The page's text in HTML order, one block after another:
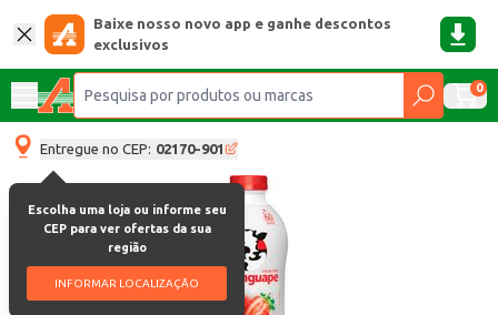
Baixe nosso novo app e ganhe descontos
exclusivos
0
Entregue no CEP: 02170-901
Escolha uma loja ou informe seu
CEP para ver ofertas da sua
região
INFORMAR LOCALIZAÇÃO